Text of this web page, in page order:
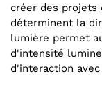
créer des projets
déterminent la
lumière permet
d'intensité
d'interaction